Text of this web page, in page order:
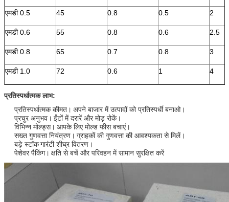
एमडी 0.5 45 0.8 0.5 2
एमडी 0.6 55 0.8 0.6 2.5
एमडी 0.8 65 0.7 0.8 3
एमडी 1.0 72 0.6 1 4
प्रतिस्पर्धात्मक लाभ:
प्रतिस्पर्धात्मक कीमत। अपने बाजार में उत्पादों को प्रतिस्पर्धी बनाओ।
प्रचुर अनुभव। ईंटों में दरारें और मोड़ रोकें।
विभिन्न मोल्ड्स। आपके लिए मोल्ड फीस बचाएं।
सख्त गुणवत्ता नियंत्रण। ग्राहकों की गुणवत्ता की आवश्यकता से मिलें।
बड़े स्टॉकगारंटी शीघ्र वितरण।
पेशेवर पैकिंग। क्षति से बचें और परिवहन में सामान सुरक्षित करें